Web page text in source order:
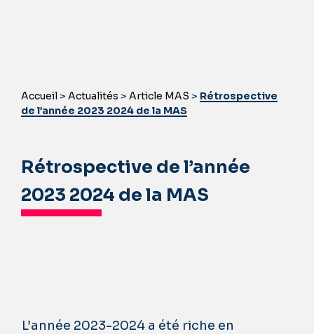
Accueil> Actualités > Article MAS > Rétrospective
de l’année 2023 2024 de la MAS
Rétrospective de l’année
2023 2024 de la MAS
L’année 2023-2024 a été riche en